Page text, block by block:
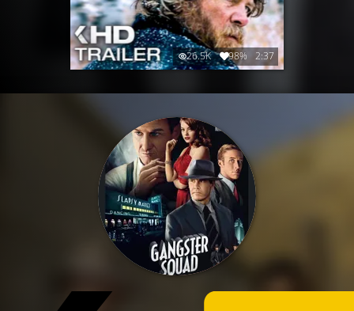
26.5K 98% 2:37